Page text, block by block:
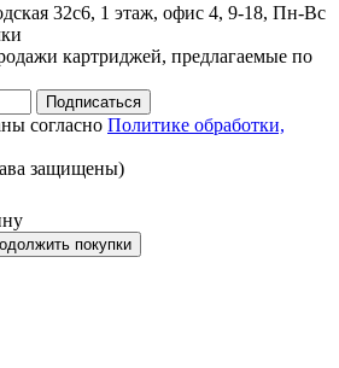
32с6, 1 этаж, офис 4, 9-18, Пн-Вс
картриджей, предлагаемые по
Подписаться
согласно Политике обработки,
защищены)
покупки